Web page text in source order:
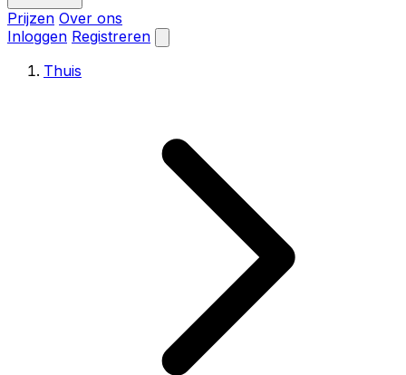
Prijzen Over ons
Inloggen Registreren
Thuis